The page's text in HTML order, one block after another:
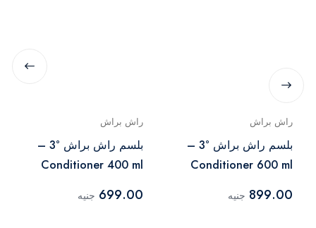
راش براش
بلسم راش براش °3 –
Conditioner 600 ml
899.00 جنيه
راش براش
بلسم راش براش °3 –
Conditioner 400 ml
699.00 جنيه